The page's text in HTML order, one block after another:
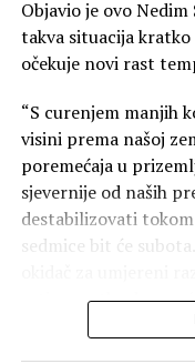
Akcija “Oluja”
ofanzivom hrvatske
Hrvatskog vijeća
Protjerano je više od
evidenciji su imena
ove akcije i poslije nje.
RTRS
Objavio je ovo
takva situacija
očekuje novi rast
“S curenjem manjih
visini prema našoj
poremećaja u
sjevernije od naših
destabilizovati
sedmice bit će
satima petka
višim planinskim